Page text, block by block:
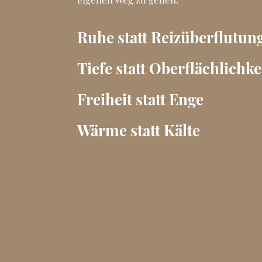
Ruhe statt
Tiefe statt
Freiheit statt Enge
Wärme statt Kälte